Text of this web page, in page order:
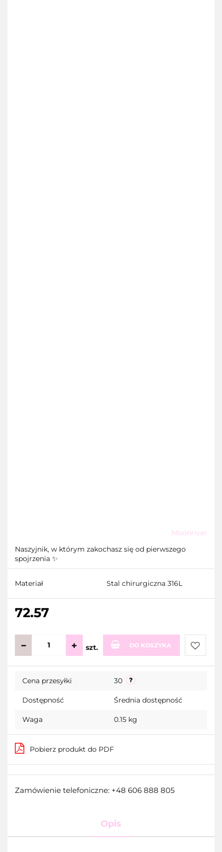
Moonriver
Naszyjnik, w którym zakochasz się od pierwszego
spojrzenia ✨
Materiał Stal chirurgiczna 316L
72.57
szt. DO KOSZYKA
Do
Cena przesyłki 30
Dostępność Średnia dostępność
Waga 0.15 kg
Pobierz produkt do PDF
Zamówienie telefoniczne: +48 606 888 805
Opis